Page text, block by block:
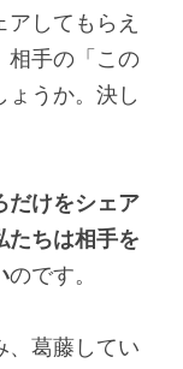
してもらえ
相手の「この
ょうか。決し
だけをシェア
たちは相手を
のです。
、葛藤してい